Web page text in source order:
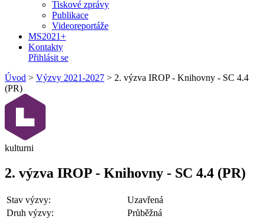
Tiskové zprávy
Publikace
Videoreportáže
MS2021+
Kontakty
Přihlásit se
Úvod > Výzvy 2021-2027 > 2. výzva IROP - Knihovny - SC 4.4
(PR)
kulturni
2. výzva IROP - Knihovny - SC 4.4 (PR)
Stav výzvy:
Uzavřená
Druh výzvy:
Průběžná